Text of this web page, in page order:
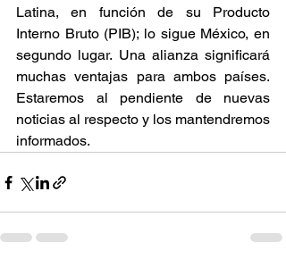
Latina, en función de su Producto
Interno Bruto (PIB); lo sigue México, en
segundo lugar. Una alianza significará
muchas ventajas para ambos países.
Estaremos al pendiente de nuevas
noticias al respecto y los mantendremos
informados.